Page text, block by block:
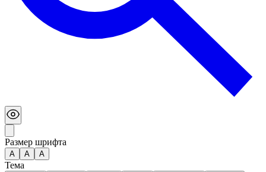
Размер шрифта
А A A
Тема